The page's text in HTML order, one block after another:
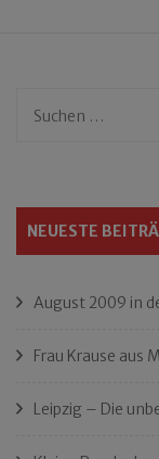
Suchen
NEUESTE
August 2009 in
Frau Krause aus
Leipzig – Die